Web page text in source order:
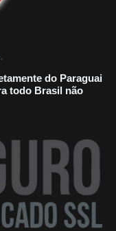
do Paraguai
todo Brasil não